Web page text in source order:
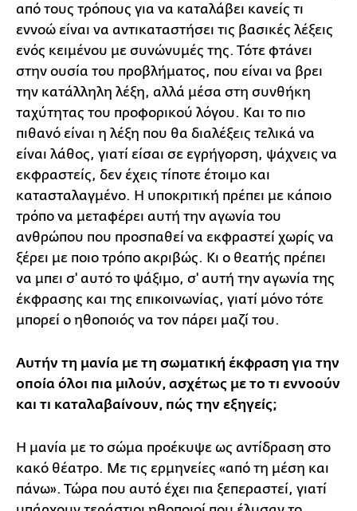
από τους τρόπους για να καταλάβει κανείς τι
εννοώ είναι να αντικαταστήσει τις βασικές λέξεις
ενός κειμένου με συνώνυμές της. Τότε φτάνει
στην ουσία του προβλήματος, που είναι να βρει
την κατάλληλη λέξη, αλλά μέσα στη συνθήκη
ταχύτητας του προφορικού λόγου. Και το πιο
πιθανό είναι η λέξη που θα διαλέξεις τελικά να
είναι λάθος, γιατί είσαι σε εγρήγορση, ψάχνεις να
εκφραστείς, δεν έχεις τίποτε έτοιμο και
κατασταλαγμένο. Η υποκριτική πρέπει με κάποιο
τρόπο να μεταφέρει αυτή την αγωνία του
ανθρώπου που προσπαθεί να εκφραστεί χωρίς να
ξέρει με ποιο τρόπο ακριβώς. Κι ο θεατής πρέπει
να μπει σ' αυτό το ψάξιμο, σ' αυτή την αγωνία της
έκφρασης και της επικοινωνίας, γιατί μόνο τότε
μπορεί ο ηθοποιός να τον πάρει μαζί του.
Αυτήν τη μανία με τη σωματική έκφραση για την
οποία όλοι πια μιλούν, ασχέτως με το τι εννοούν
και τι καταλαβαίνουν, πώς την εξηγείς;
Η μανία με το σώμα προέκυψε ως αντίδραση στο
κακό θέατρο. Με τις ερμηνείες «από τη μέση και
πάνω». Τώρα που αυτό έχει πια ξεπεραστεί, γιατί